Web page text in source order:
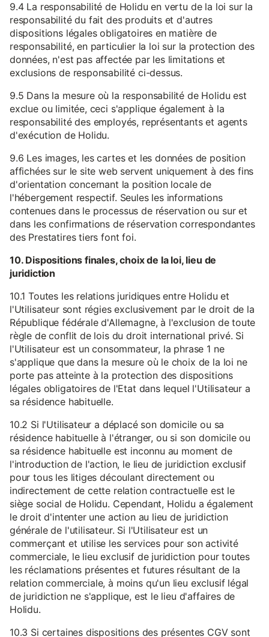
9.4 La responsabilité de Holidu en vertu de la loi sur la
responsabilité du fait des produits et d'autres
dispositions légales obligatoires en matière de
responsabilité, en particulier la loi sur la protection des
données, n'est pas affectée par les limitations et
exclusions de responsabilité ci-dessus.
9.5 Dans la mesure où la responsabilité de Holidu est
exclue ou limitée, ceci s'applique également à la
responsabilité des employés, représentants et agents
d'exécution de Holidu.
9.6 Les images, les cartes et les données de position
affichées sur le site web servent uniquement à des fins
d'orientation concernant la position locale de
l'hébergement respectif. Seules les informations
contenues dans le processus de réservation ou sur et
dans les confirmations de réservation correspondantes
des Prestatires tiers font foi.
10. Dispositions finales, choix de la loi, lieu de
juridiction
10.1 Toutes les relations juridiques entre Holidu et
l'Utilisateur sont régies exclusivement par le droit de la
République fédérale d'Allemagne, à l'exclusion de toute
règle de conflit de lois du droit international privé. Si
l'Utilisateur est un consommateur, la phrase 1 ne
s'applique que dans la mesure où le choix de la loi ne
porte pas atteinte à la protection des dispositions
légales obligatoires de l'Etat dans lequel l'Utilisateur a
sa résidence habituelle.
10.2 Si l'Utilisateur a déplacé son domicile ou sa
résidence habituelle à l'étranger, ou si son domicile ou
sa résidence habituelle est inconnu au moment de
l'introduction de l'action, le lieu de juridiction exclusif
pour tous les litiges découlant directement ou
indirectement de cette relation contractuelle est le
siège social de Holidu. Cependant, Holidu a également
le droit d'intenter une action au lieu de juridiction
générale de l'utilisateur. Si l'Utilisateur est un
commerçant et utilise les services pour son activité
commerciale, le lieu exclusif de juridiction pour toutes
les réclamations présentes et futures résultant de la
relation commerciale, à moins qu'un lieu exclusif légal
de juridiction ne s'applique, est le lieu d'affaires de
Holidu.
10.3 Si certaines dispositions des présentes CGV sont